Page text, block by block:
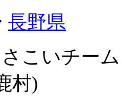
長野県
こいチーム
村)